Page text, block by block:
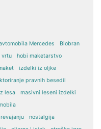
Mercedes
Biobran
vrtu
hobi maketarstvo
izdelki iz oljke
pravnih besedil
lesa
masivni leseni izdelki
nostalgija